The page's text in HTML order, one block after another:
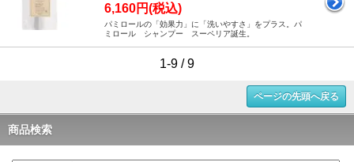
6,160円(税込)
パミロールの「効果力」に「洗いやすさ」をプラス。パ
ミロール シャンプー スーペリア誕生。
1-9 / 9
ページの先頭へ戻る
商品検索